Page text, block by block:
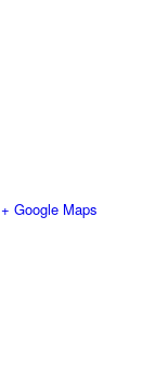
+ Google Maps